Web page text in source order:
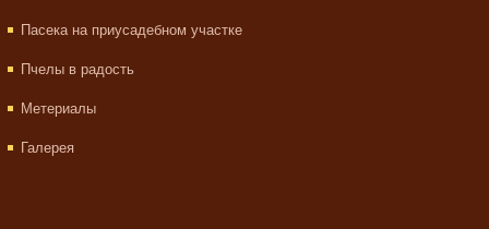
Пасека на приусадебном участке
Пчелы в радость
Метериалы
Галерея